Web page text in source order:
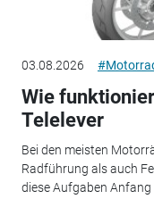
03.08.2026
Wie
Telelever
Bei den meisten
Radführung als auch
diese Aufgaben Anfang